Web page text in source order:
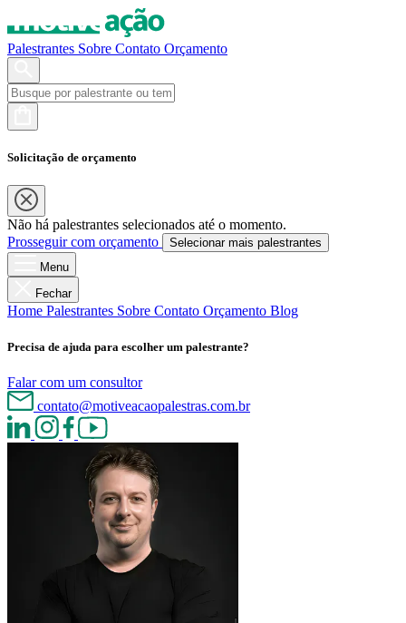
Palestrantes Sobre Contato Orçamento
Solicitação de orçamento
Não há palestrantes selecionados até o momento.
Prosseguir com orçamento
Selecionar mais palestrantes
Menu
Fechar
Home Palestrantes Sobre Contato Orçamento Blog
Precisa de ajuda para escolher um palestrante?
Falar com um consultor
contato@motiveacaopalestras.com.br